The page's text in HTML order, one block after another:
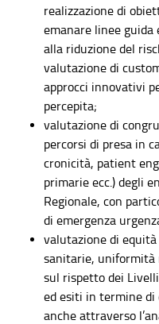
realizzazione di
emanare linee guida
alla riduzione del
valutazione di
approcci innovativi
percepita;
valutazione di
percorsi di presa in
cronicità, patient
primarie ecc.) degli
Regionale, con
di emergenza
valutazione di equità
sanitarie, uniformità
sul rispetto dei
ed esiti in termine
anche attraverso